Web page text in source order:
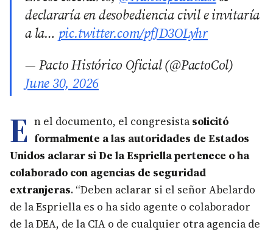
declararía en desobediencia civil e invitaría
a la… pic.twitter.com/pfJD3OLyhr
— Pacto Histórico Oficial (@PactoCol)
June 30, 2026
E n el documento, el congresista solicitó
formalmente a las autoridades de Estados
Unidos aclarar si De la Espriella pertenece o ha
colaborado con agencias de seguridad
extranjeras. “Deben aclarar si el señor Abelardo
de la Espriella es o ha sido agente o colaborador
de la DEA, de la CIA o de cualquier otra agencia de